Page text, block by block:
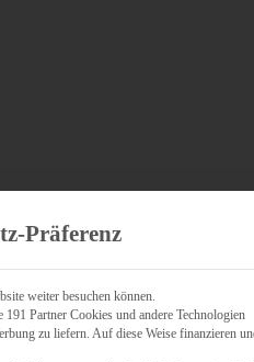
Präferenz
weiter besuchen können.
Partner Cookies und andere Technologien
zu liefern. Auf diese Weise finanzieren